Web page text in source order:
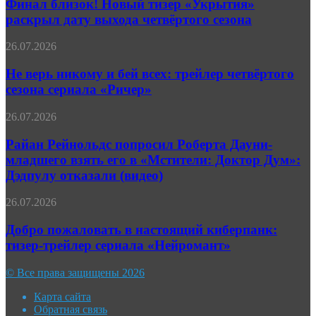
трейлер
тизер
«Укрытия»
дату
четвёртого
сезона
Финал близок! Новый тизер «Укрытия»
раскрыл дату выхода четвёртого сезона
Не
никому
и
бей
трейлер
сезона
сериала
«Ричер»
26.07.2026
Не верь никому и бей всех: трейлер четвёртого
сезона сериала «Ричер»
Райан
попросил
Роберта
Дауни-
младшего
его
«Мстители:
Доктор
Дум»:
Дэдпулу
отказали
(видео)
26.07.2026
Райан Рейнольдс попросил Роберта Дауни-
младшего взять его в «Мстители: Доктор Дум»:
Дэдпулу отказали (видео)
Добро
в
настоящий
киберпанк:
трейлер
сериала
«Нейромант»
26.07.2026
Добро пожаловать в настоящий киберпанк:
тизер-трейлер сериала «Нейромант»
© Все права защищены 2026
Карта сайта
Обратная связь